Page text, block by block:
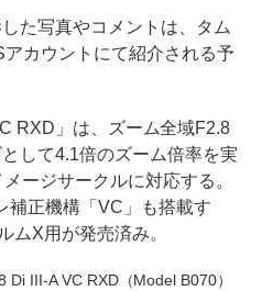
た写真やコメントは、タム
カウントにて紹介される予
RXD」は、ズーム全域F2.8
して4.1倍のズーム倍率を実
ージサークルに対応する。
補正機構「VC」も搭載す
ムX用が発売済み。
III-A VC RXD（Model B070）